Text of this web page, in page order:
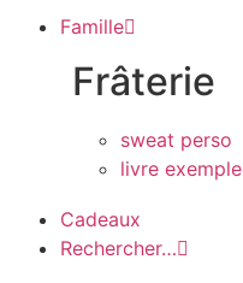
Famille
Frâterie
sweat perso
livre exemple
Cadeaux
Rechercher…